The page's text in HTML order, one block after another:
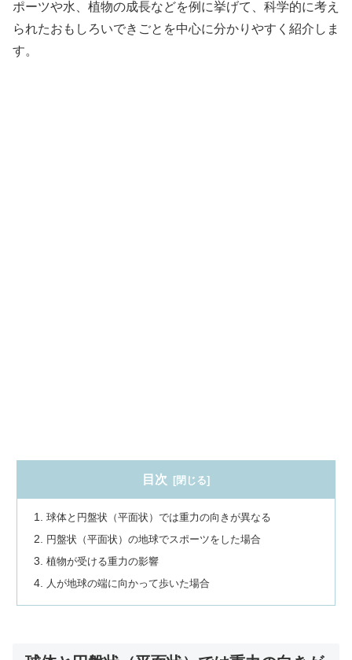
ポーツや水、植物の成長などを例に挙げて、科学的に考え
られたおもしろいできごとを中心に分かりやすく紹介しま
す。
目次
球体と円盤状（平面状）では重力の向きが異なる
円盤状（平面状）の地球でスポーツをした場合
植物が受ける重力の影響
人が地球の端に向かって歩いた場合